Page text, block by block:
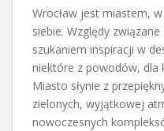
Wrocław jest miastem,
siebie. Względy
szukaniem inspiracji w
niektóre z powodów, dla
Miasto słynie z
zielonych, wyjątkowej
nowoczesnych